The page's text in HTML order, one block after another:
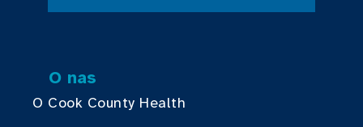
O nas
O Cook County Health